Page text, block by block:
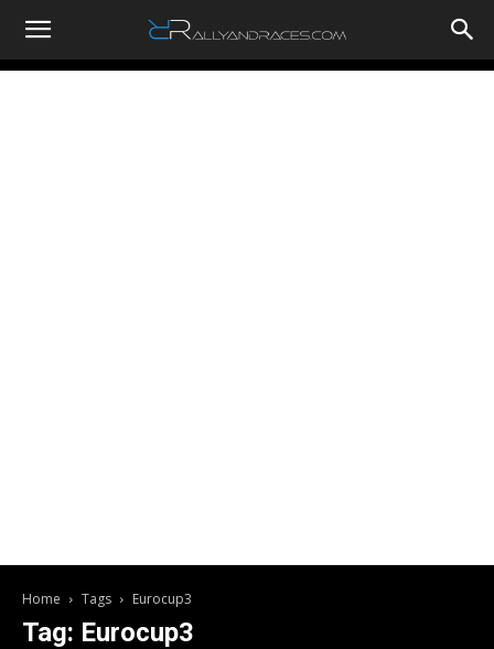
RallyandRaces.com
Home Tags Eurocup3
Tag: Eurocup3